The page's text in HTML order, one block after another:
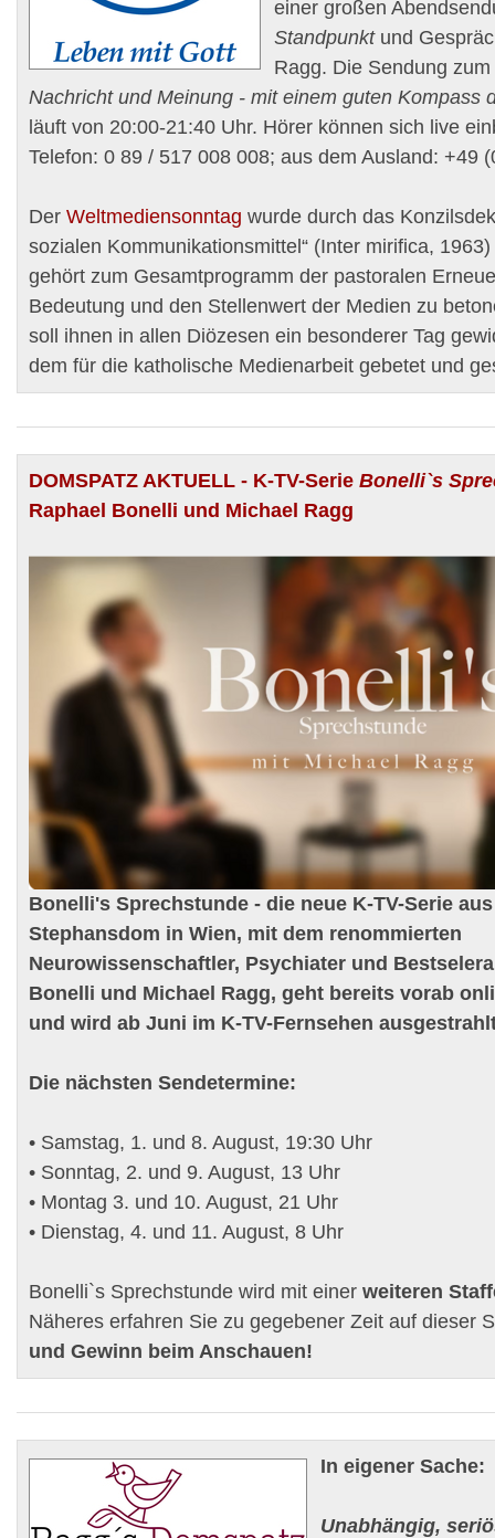
einer großen
Standpunktund
Ragg. Die Sendung
Nachricht und Meinung - mit einem guten Kompass
läuft von 20:00-21:40 Uhr. Hörer können sich live
Telefon: 0 89 / 517 008 008; aus dem Ausland: +49
Der Weltmediensonntag wurde durch das
sozialen Kommunikationsmittel“ (Inter mirifica,
gehört zum Gesamtprogramm der pastoralen
Bedeutung und den Stellenwert der Medien zu
soll ihnen in allen Diözesen ein besonderer Tag
dem für die katholische Medienarbeit gebetet und
DOMSPATZ AKTUELL - K-TV-Serie Bonelli`s
Raphael Bonelli und Michael Ragg
Bonelli's Sprechstunde - die neue K-TV-Serie
Stephansdom in Wien, mit dem renommierten
Neurowissenschaftler, Psychiater und
Bonelli und Michael Ragg, geht bereits vorab
und wird ab Juni im K-TV-Fernsehen
Die nächsten Sendetermine:
• Samstag, 1. und 8. August, 19:30 Uhr
• Sonntag, 2. und 9. August, 13 Uhr
• Montag 3. und 10. August, 21 Uhr
• Dienstag, 4. und 11. August, 8 Uhr
Bonelli`s Sprechstunde wird mit einer weiteren
Näheres erfahren Sie zu gegebener Zeit auf dieser
und Gewinn beim Anschauen!
In eigener Sache:
Unabhängig,